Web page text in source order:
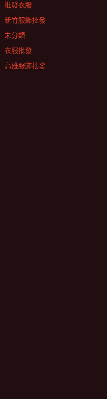
批發衣服
新竹服飾批發
未分類
衣服批發
高雄服飾批發